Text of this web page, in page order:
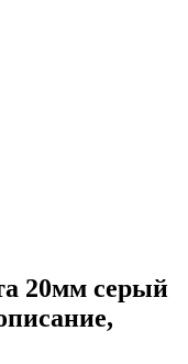
20мм серый